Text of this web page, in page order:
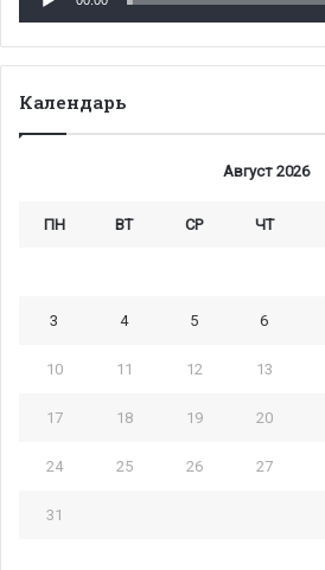
Календарь
Август 2026
ПН ВТ СР ЧТ
3 4 5 6
10 11 12 13
17 18 19 20
24 25 26 27
31